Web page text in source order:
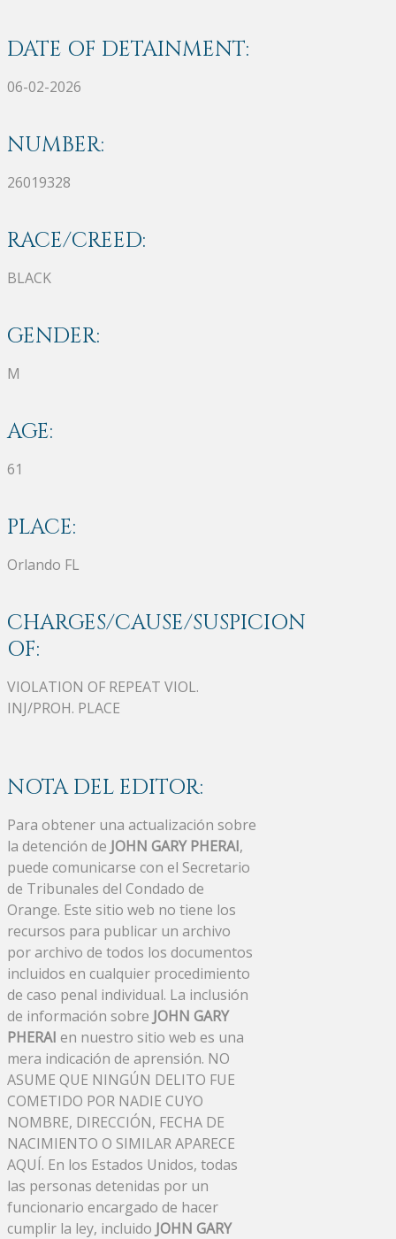
DATE OF DETAINMENT:
06-02-2026
NUMBER:
26019328
RACE/CREED:
BLACK
GENDER:
M
AGE:
61
PLACE:
Orlando FL
CHARGES/CAUSE/SUSPICION
OF:
VIOLATION OF REPEAT VIOL.
INJ/PROH. PLACE
NOTA DEL EDITOR:
Para obtener una actualización sobre
la detención de JOHN GARY PHERAI,
puede comunicarse con el Secretario
de Tribunales del Condado de
Orange. Este sitio web no tiene los
recursos para publicar un archivo
por archivo de todos los documentos
incluidos en cualquier procedimiento
de caso penal individual. La inclusión
de información sobre JOHN GARY
PHERAI en nuestro sitio web es una
mera indicación de aprensión. NO
ASUME QUE NINGÚN DELITO FUE
COMETIDO POR NADIE CUYO
NOMBRE, DIRECCIÓN, FECHA DE
NACIMIENTO O SIMILAR APARECE
AQUÍ. En los Estados Unidos, todas
las personas detenidas por un
funcionario encargado de hacer
cumplir la ley, incluido JOHN GARY